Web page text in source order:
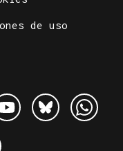
de uso